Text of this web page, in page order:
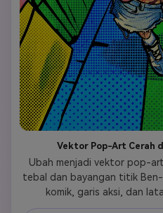
Vektor Pop-Art Cerah
Ubah menjadi vektor pop-
tebal dan bayangan titik
komik, garis aksi, dan
menggunakan palet utama